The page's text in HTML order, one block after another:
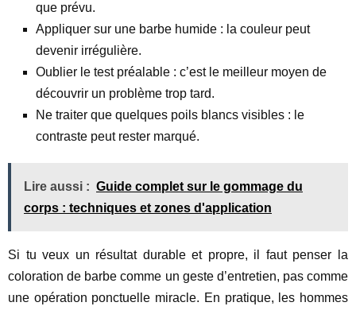
que prévu.
Appliquer sur une barbe humide : la couleur peut
devenir irrégulière.
Oublier le test préalable : c’est le meilleur moyen de
découvrir un problème trop tard.
Ne traiter que quelques poils blancs visibles : le
contraste peut rester marqué.
Lire aussi : Guide complet sur le gommage du
corps : techniques et zones d'application
Si tu veux un résultat durable et propre, il faut penser la
coloration de barbe comme un geste d’entretien, pas comme
une opération ponctuelle miracle. En pratique, les hommes